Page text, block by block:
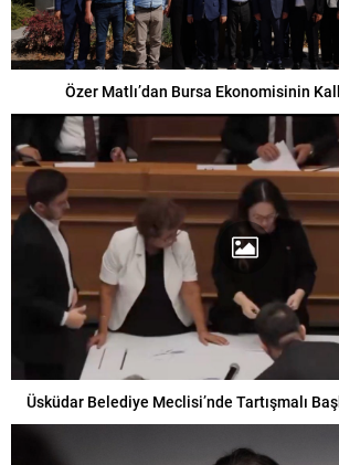
Özer Matlı’dan Bursa Ekonomisinin
Üsküdar Belediye Meclisi’nde Tartışmalı